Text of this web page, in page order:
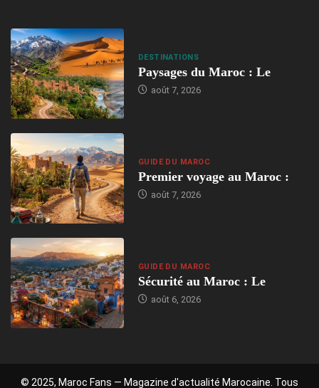
DESTINATIONS
Paysages du Maroc : Le
août 7, 2026
GUIDE DU MAROC
Premier voyage au Maroc :
août 7, 2026
GUIDE DU MAROC
Sécurité au Maroc : Le
août 6, 2026
© 2025, Maroc Fans — Magazine d'actualité Marocaine. Tous